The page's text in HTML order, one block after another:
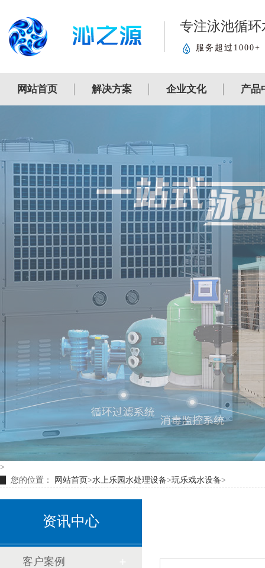
专注泳池循
服务超过1000+
网站首页 解决方案 企业文化 产品
>
您的位置：
网站首页>水上乐园水处理设备>玩乐戏水设备>
资讯中心
客户案例